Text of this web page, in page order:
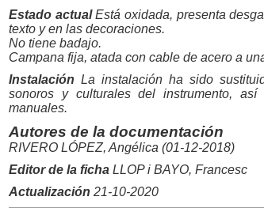
Estado actualEstá oxidada, presenta
texto y en las decoraciones.
No tiene badajo.
Campana fija, atada con cable de acero a
Instalación La instalación ha sido
sonoros y culturales del instrumento,
manuales.
Autores de la documentación
RIVERO LÓPEZ, Angélica (01-12-2018)
Editor de la ficha LLOP i BAYO, Francesc
Actualización 21-10-2020